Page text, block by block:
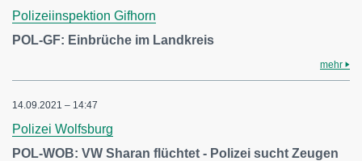
Polizeiinspektion Gifhorn
POL-GF: Einbrüche im Landkreis
mehr
14.09.2021 – 14:47
Polizei Wolfsburg
POL-WOB: VW Sharan flüchtet - Polizei sucht Zeugen